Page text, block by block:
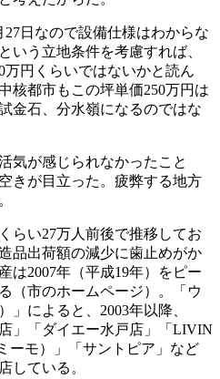
日なので設備仕様はわからな
いう立地条件を考慮すれば、
円くらいではないかと読ん
核都市もこの坪単価250万円は
金石、分水嶺になるのではな
気が感じられなかったこと
きが目立った。疲弊する地方
らい27万人前後で推移してお
品出荷額の減少に歯止めがか
は2007年（平成19年）をピー
（市のホームページ）。「ウ
」によると、2003年以降、
」「ダイエー水戸店」「LIVIN
ーモ）」「サントピア」など
している。